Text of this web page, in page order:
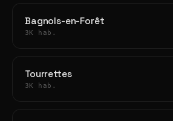
Bagnols-en-Forêt
3K hab.
Tourrettes
3K hab.